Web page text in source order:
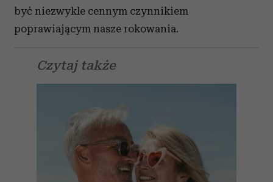
być niezwykle cennym czynnikiem
poprawiającym nasze rokowania.
Czytaj także